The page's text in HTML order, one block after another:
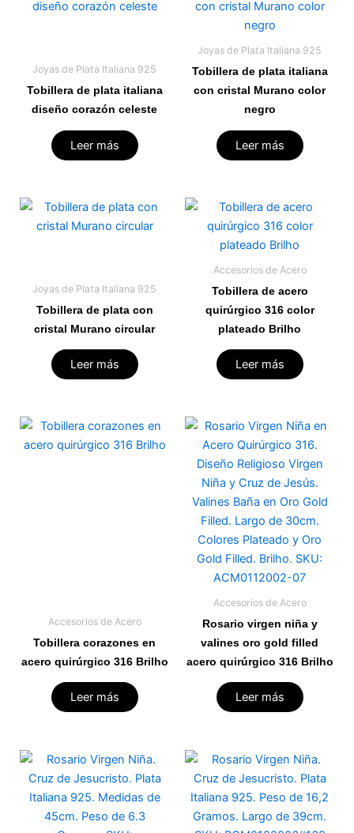
Joyas de Plata Italiana 925
Tobillera de plata italiana
diseño corazón celeste
Leer más
Joyas de Plata Italiana 925
Tobillera de plata italiana
con cristal Murano color
negro
Leer más
Joyas de Plata Italiana 925
Tobillera de plata con
cristal Murano circular
Leer más
Accesorios de Acero
Tobillera de acero
quirúrgico 316 color
plateado Brilho
Leer más
Accesorios de Acero
Tobillera corazones en
acero quirúrgico 316 Brilho
Leer más
Accesorios de Acero
Rosario virgen niña y
valines oro gold filled
acero quirúrgico 316 Brilho
Leer más